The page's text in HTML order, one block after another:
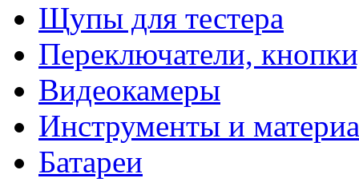
Щупы для тестера
Переключатели,
Видеокамеры
Инструменты и
Батареи